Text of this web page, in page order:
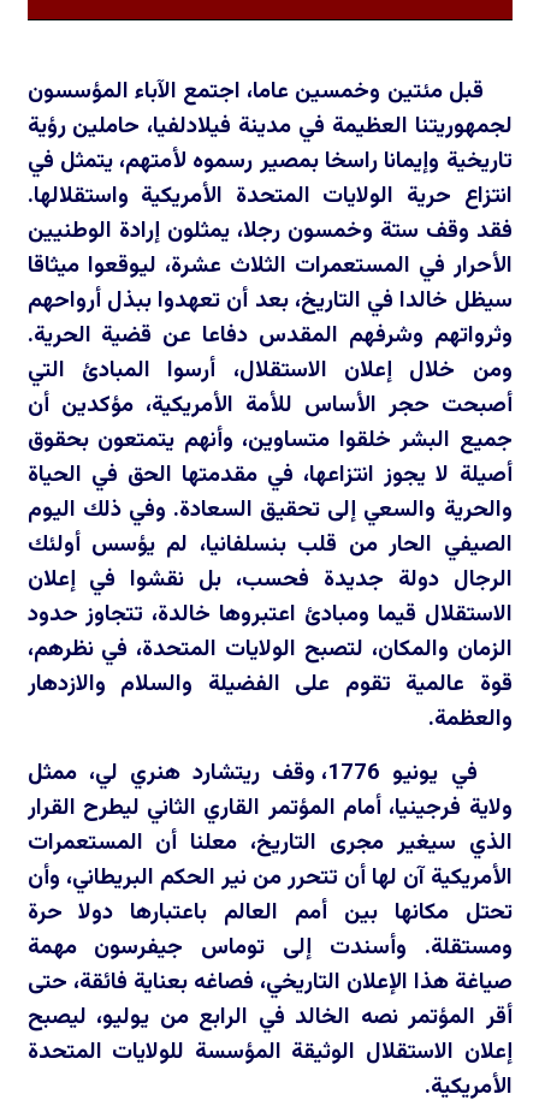
قبل مئتين وخمسين عاما، اجتمع الآباء المؤسسون
لجمهوريتنا العظيمة في مدينة فيلادلفيا، حاملين رؤية
تاريخية وإيمانا راسخا بمصير رسموه لأمتهم، يتمثل في
انتزاع حرية الولايات المتحدة الأمريكية واستقلالها.
فقد وقف ستة وخمسون رجلا، يمثلون إرادة الوطنيين
الأحرار في المستعمرات الثلاث عشرة، ليوقعوا ميثاقا
سيظل خالدا في التاريخ، بعد أن تعهدوا ببذل أرواحهم
وثرواتهم وشرفهم المقدس دفاعا عن قضية الحرية.
ومن خلال إعلان الاستقلال، أرسوا المبادئ التي
أصبحت حجر الأساس للأمة الأمريكية، مؤكدين أن
جميع البشر خلقوا متساوين، وأنهم يتمتعون بحقوق
أصيلة لا يجوز انتزاعها، في مقدمتها الحق في الحياة
والحرية والسعي إلى تحقيق السعادة. وفي ذلك اليوم
الصيفي الحار من قلب بنسلفانيا، لم يؤسس أولئك
الرجال دولة جديدة فحسب، بل نقشوا في إعلان
الاستقلال قيما ومبادئ اعتبروها خالدة، تتجاوز حدود
الزمان والمكان، لتصبح الولايات المتحدة، في نظرهم،
قوة عالمية تقوم على الفضيلة والسلام والازدهار
والعظمة.
في يونيو 1776، وقف ريتشارد هنري لي، ممثل
ولاية فرجينيا، أمام المؤتمر القاري الثاني ليطرح القرار
الذي سيغير مجرى التاريخ، معلنا أن المستعمرات
الأمريكية آن لها أن تتحرر من نير الحكم البريطاني، وأن
تحتل مكانها بين أمم العالم باعتبارها دولا حرة
ومستقلة. وأسندت إلى توماس جيفرسون مهمة
صياغة هذا الإعلان التاريخي، فصاغه بعناية فائقة، حتى
أقر المؤتمر نصه الخالد في الرابع من يوليو، ليصبح
إعلان الاستقلال الوثيقة المؤسسة للولايات المتحدة
الأمريكية.